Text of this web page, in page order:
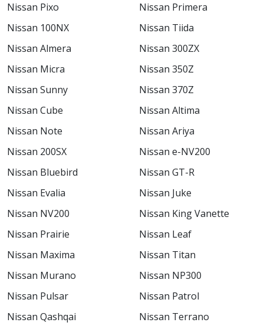
Nissan Pixo
Nissan 100NX
Nissan Almera
Nissan Micra
Nissan Sunny
Nissan Cube
Nissan Note
Nissan 200SX
Nissan Bluebird
Nissan Evalia
Nissan NV200
Nissan Prairie
Nissan Primera
Nissan Tiida
Nissan 300ZX
Nissan 350Z
Nissan 370Z
Nissan Altima
Nissan Ariya
Nissan e-NV200
Nissan GT-R
Nissan Juke
Nissan King Vanette
Nissan Leaf
Nissan Maxima
Nissan Murano
Nissan Pulsar
Nissan Qashqai
Nissan Titan
Nissan NP300
Nissan Patrol
Nissan Terrano